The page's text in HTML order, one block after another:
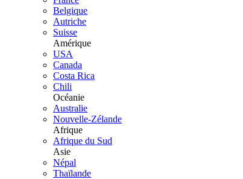
Belgique
Autriche
Suisse
Amérique
USA
Canada
Costa Rica
Chili
Océanie
Australie
Nouvelle-Zélande
Afrique
Afrique du Sud
Asie
Népal
Thaïlande